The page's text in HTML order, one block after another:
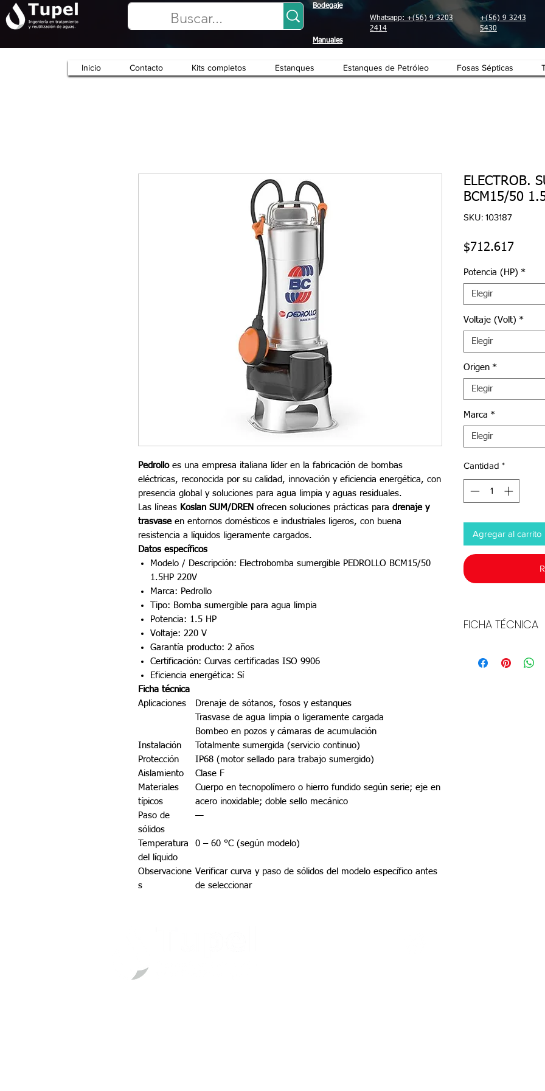
Bodegaje
Whatsapp: +(56) 9 3203
2414
+(56) 9 3243
5430
Manuales
Inicio Contacto Kits completos Estanques Estanques de Petróleo Fosas Sépticas
Pedrolloes una empresa italiana líder en la fabricación de bombas
eléctricas, reconocida por su calidad, innovación y eficiencia energética, con
presencia global y soluciones para agua limpia y aguas residuales.
Las líneas Koslan SUM/DREN ofrecen soluciones prácticas para drenaje y
trasvaseen entornos domésticos e industriales ligeros, con buena
resistencia a líquidos ligeramente cargados.
Datos específicos
Modelo / Descripción: Electrobomba sumergible PEDROLLO BCM15/50
1.5HP 220V
Marca: Pedrollo
Tipo: Bomba sumergible para agua limpia
Potencia: 1.5 HP
Voltaje: 220 V
Garantía producto: 2 años
Certificación: Curvas certificadas ISO 9906
Eficiencia energética: Sí
Ficha técnica
Aplicaciones
Drenaje de sótanos, fosos y estanques
Trasvase de agua limpia o ligeramente cargada
Bombeo en pozos y cámaras de acumulación
Instalación
Totalmente sumergida (servicio continuo)
Protección
IP68 (motor sellado para trabajo sumergido)
Aislamiento
Clase F
Materiales
típicos
Cuerpo en tecnopolímero o hierro fundido según serie; eje en
acero inoxidable; doble sello mecánico
Paso de
sólidos
—
Temperatura
del líquido
0 – 60 °C (según modelo)
Observacione
s
Verificar curva y paso de sólidos del modelo específico antes
de seleccionar
ELECTROB.
BCM15/50
SKU: 103187
$712.617
Potencia (HP) *
Elegir
Voltaje (Volt) *
Elegir
Origen *
Elegir
Marca *
Elegir
Cantidad *
Agregar al carrito
FICHA TÉCNICA